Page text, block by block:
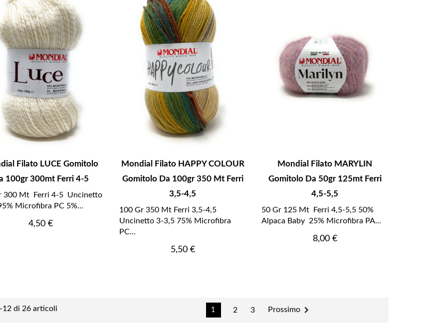
Filato LUCE Gomitolo
100gr 300mt Ferri 4-5
300 Mt Ferri 4-5 Uncinetto
Microfibra PC 5%...
Prezzo
4,50 €
Mondial Filato HAPPY COLOUR
Gomitolo Da 100gr 350 Mt Ferri
3,5-4,5
100 Gr 350 Mt Ferri 3,5-4,5
Uncinetto 3-3,5 75% Microfibra
PC...
Prezzo
5,50 €
Mondial Filato MARYLIN
Gomitolo Da 50gr 125mt Ferri
4,5-5,5
50 Gr 125 Mt Ferri 4,5-5,5 50%
Alpaca Baby 25% Microfibra PA...
Prezzo
8,00 €
12 di 26 articoli 1 2 3 Prossimo